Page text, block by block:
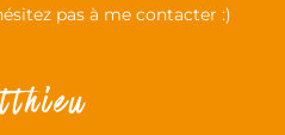
pas à me contacter :)